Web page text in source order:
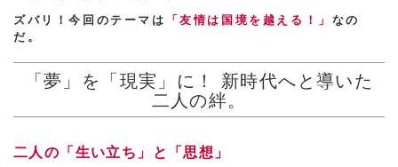
ズバリ！今回のテーマは 「友情は国境を越える！」 なの
だ。
「夢」を「現実」に！ 新時代へと導いた
二人の絆。
二人の「生い立ち」と「思想」